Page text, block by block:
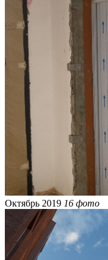
Октябрь 2019 16 фото